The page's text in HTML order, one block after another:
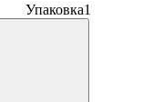
Упаковка1